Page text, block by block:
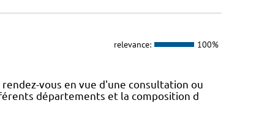
relevance: 100%
vous en vue d'une consultation ou
départements et la composition d